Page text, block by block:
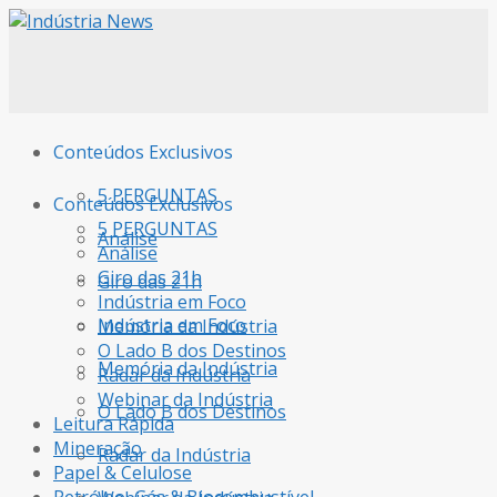
Conteúdos Exclusivos
5 PERGUNTAS
Análise
Giro das 21h
Indústria em Foco
Memória da Indústria
O Lado B dos Destinos
Radar da Indústria
Conteúdos Exclusivos
5 PERGUNTAS
Análise
Giro das 21h
Indústria em Foco
Memória da Indústria
O Lado B dos Destinos
Radar da Indústria
Webinar da Indústria
Leitura Rápida
Mineração
Papel & Celulose